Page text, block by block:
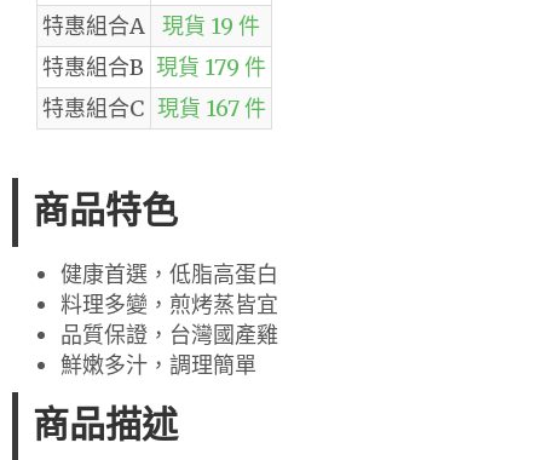
特惠組合A
現貨 19 件
特惠組合B 現貨 179 件
特惠組合C 現貨 167 件
商品特色
健康首選，低脂高蛋白
料理多變，煎烤蒸皆宜
品質保證，台灣國產雞
鮮嫩多汁，調理簡單
商品描述